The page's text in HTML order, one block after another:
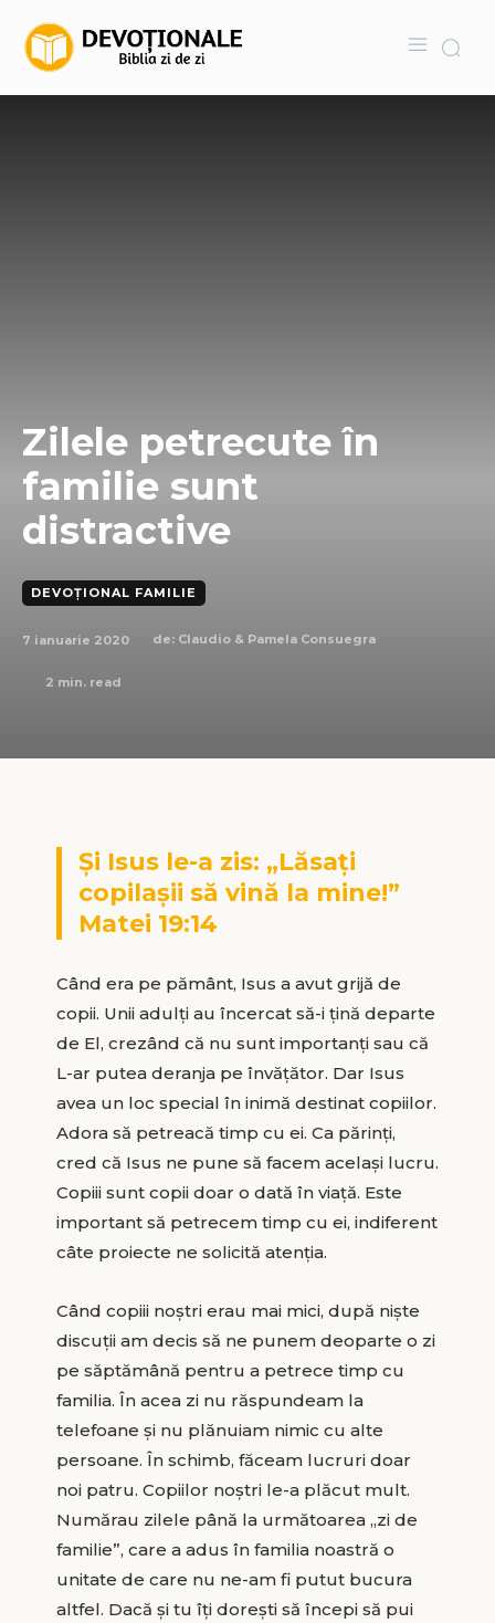
Zilele petrecute în
familie sunt
distractive
DEVOȚIONAL FAMILIE
7 ianuarie 2020 de: Claudio & Pamela Consuegra
2 min. read
Şi Isus le-a zis: „Lăsaţi
copilaşii să vină la mine!”
Matei 19:14
Când era pe pământ, Isus a avut grijă de
copii. Unii adulţi au încercat să-i ţină departe
de El, crezând că nu sunt importanţi sau că
L-ar putea deranja pe învăţător. Dar Isus
avea un loc special în inimă destinat copiilor.
Adora să petreacă timp cu ei. Ca părinţi,
cred că Isus ne pune să facem acelaşi lucru.
Copiii sunt copii doar o dată în viaţă. Este
important să petrecem timp cu ei, indiferent
câte proiecte ne solicită atenţia.
Când copiii noştri erau mai mici, după nişte
discuţii am decis să ne punem deoparte o zi
pe săptămână pentru a petrece timp cu
familia. În acea zi nu răspundeam la
telefoane şi nu plănuiam nimic cu alte
persoane. În schimb, făceam lucruri doar
noi patru. Copiilor noştri le-a plăcut mult.
Numărau zilele până la următoarea „zi de
familie”, care a adus în familia noastră o
unitate de care nu ne-am fi putut bucura
altfel. Dacă şi tu îţi doreşti să începi să pui